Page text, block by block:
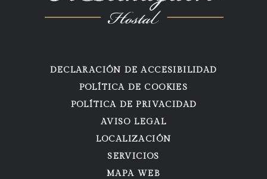
DECLARACIÓN DE ACCESIBILIDAD
POLÍTICA DE COOKIES
POLÍTICA DE PRIVACIDAD
AVISO LEGAL
LOCALIZACIÓN
SERVICIOS
MAPA WEB